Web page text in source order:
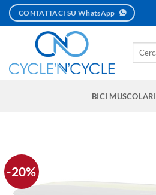
Salta
contenuti
CONTATTACI SU WhatsApp
Cerca:
BICI MUSCOLARI
-20%